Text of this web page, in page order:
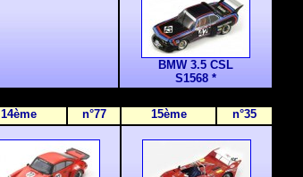
BMW 3.5 CSL
S1568 *
14ème n°77 15ème n°35